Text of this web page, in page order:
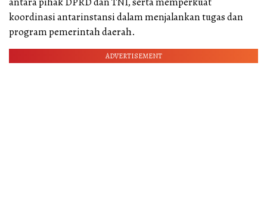
koordinasi antarinstansi dalam menjalankan tugas dan
program pemerintah daerah.
ADVERTISEMENT